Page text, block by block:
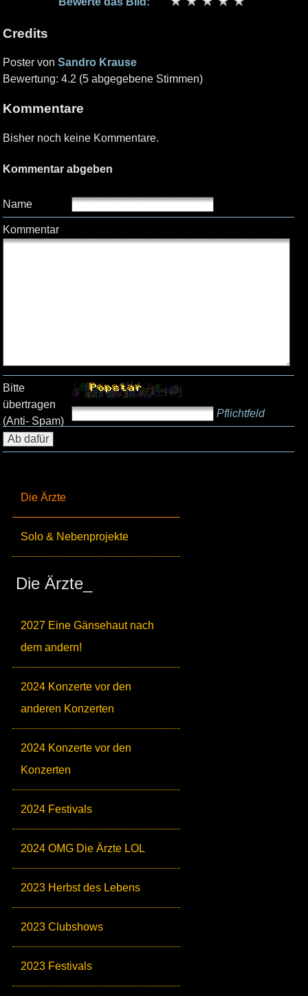
Die Ärzte
Solo & Nebenprojekte
Die Ärzte_
2027 Eine Gänsehaut nach
dem andern!
2024 Konzerte vor den
anderen Konzerten
2024 Konzerte vor den
Konzerten
2024 Festivals
2024 OMG Die Ärzte LOL
2023 Herbst des Lebens
2023 Clubshows
2023 Festivals
Credits
Poster von Sandro Krause
Bewertung: 4.2 (5 abgegebene Stimmen)
Kommentare
Bisher noch keine Kommentare.
Kommentar abgeben
Name
Kommentar
Bitte
übertragen
(Anti- Spam)
Pflichtfeld